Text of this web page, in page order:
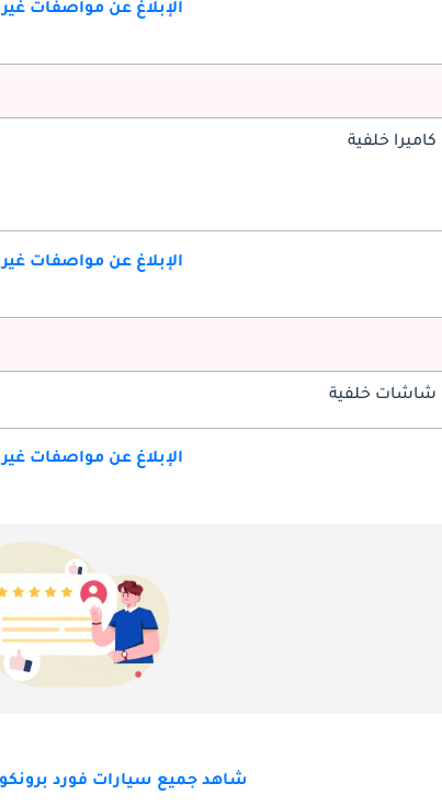
الإبلاغ عن مواصفات
كاميرا خلفية
الإبلاغ عن مواصفات
شاشات خلفية
الإبلاغ عن مواصفات
شاهد جميع سيارات فورد برونكو